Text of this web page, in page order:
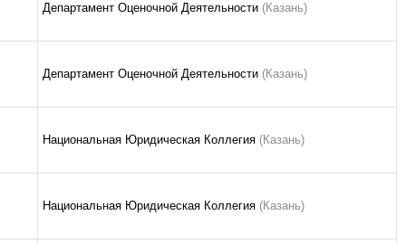
Департамент Оценочной Деятельности (Казань)
Департамент Оценочной Деятельности (Казань)
Национальная Юридическая Коллегия (Казань)
Национальная Юридическая Коллегия (Казань)